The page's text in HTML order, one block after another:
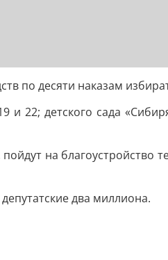
по десяти наказам
22; детского сада
на благоустройство
два миллиона.